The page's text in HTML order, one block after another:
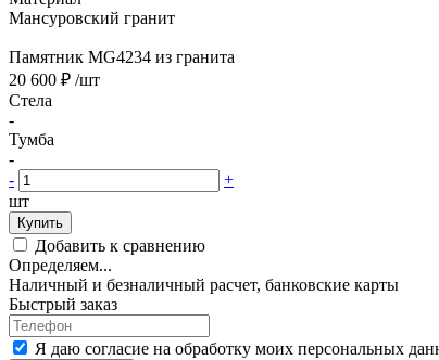
Мансуровский гранит
Памятник MG4234 из гранита
20 600 ₽ /шт
Стела
-
Тумба
-
-
+
шт
Купить
Добавить к сравнению
Определяем...
Наличный и безналичный расчет, банковские карты
Быстрый заказ
Я даю согласие на обработку моих персональных